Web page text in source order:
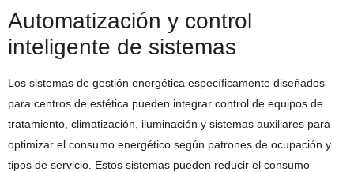
Automatización y control
inteligente de sistemas
Los sistemas de gestión energética específicamente diseñados
para centros de estética pueden integrar control de equipos de
tratamiento, climatización, iluminación y sistemas auxiliares para
optimizar el consumo energético según patrones de ocupación y
tipos de servicio. Estos sistemas pueden reducir el consumo